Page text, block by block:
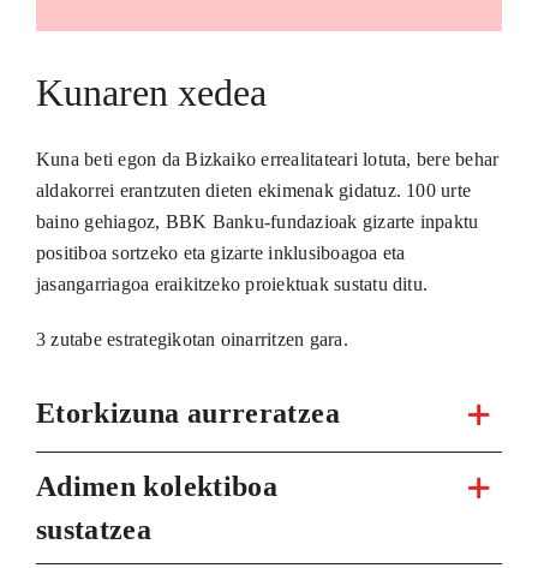
Kunaren xedea
Kuna beti egon da Bizkaiko errealitateari lotuta, bere behar
aldakorrei erantzuten dieten ekimenak gidatuz. 100 urte
baino gehiagoz, BBK Banku-fundazioak gizarte inpaktu
positiboa sortzeko eta gizarte inklusiboagoa eta
jasangarriagoa eraikitzeko proiektuak sustatu ditu.
3 zutabe estrategikotan oinarritzen gara.
Etorkizuna aurreratzea
Adimen kolektiboa
sustatzea